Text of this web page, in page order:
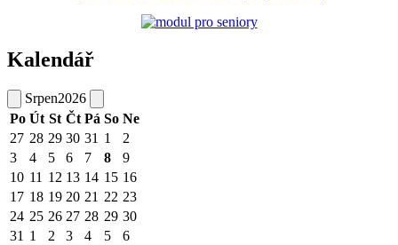
Kalendář
Srpen2026
Po Út St Čt Pá So Ne
27 28 29 30 31 1
2
3
4 5 6 7 8
9
10 11 12 13 14 15 16
17 18 19 20 21 22 23
24 25 26 27 28 29 30
31 1 2 3 4 5 6